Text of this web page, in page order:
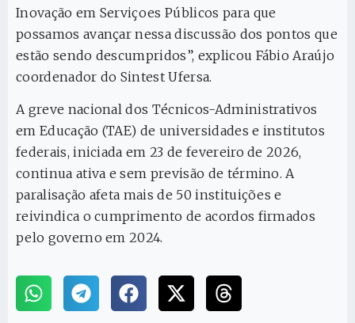
Inovação em Serviçoes Públicos para que
possamos avançar nessa discussão dos pontos que
estão sendo descumpridos”, explicou Fábio Araújo
coordenador do Sintest Ufersa.
A greve nacional dos Técnicos-Administrativos
em Educação (TAE) de universidades e institutos
federais, iniciada em 23 de fevereiro de 2026,
continua ativa e sem previsão de término. A
paralisação afeta mais de 50 instituições e
reivindica o cumprimento de acordos firmados
pelo governo em 2024.